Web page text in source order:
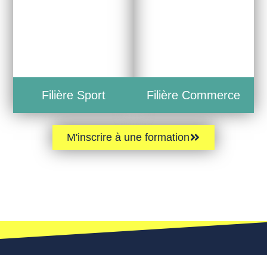
Filière Sport Filière Commerce
M'inscrire à une formation